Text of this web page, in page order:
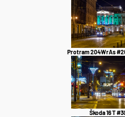
Protram 204WrAs
Škoda 16 T